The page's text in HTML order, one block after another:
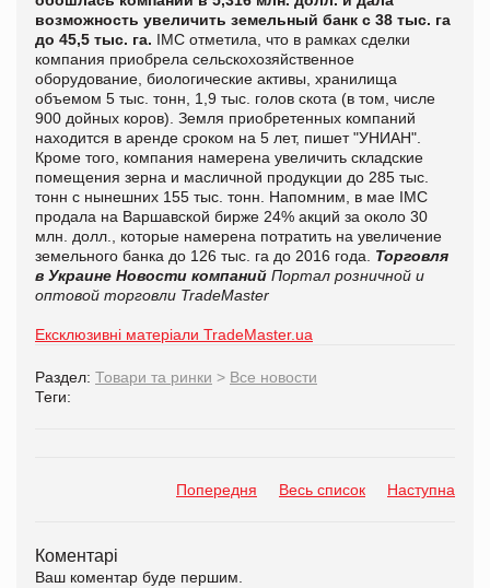
возможность увеличить земельный банк с 38 тыс. га
до 45,5 тыс. га. IMC отметила, что в рамках сделки
компания приобрела сельскохозяйственное
оборудование, биологические активы, хранилища
объемом 5 тыс. тонн, 1,9 тыс. голов скота (в том, числе
900 дойных коров). Земля приобретенных компаний
находится в аренде сроком на 5 лет, пишет "УНИАН".
Кроме того, компания намерена увеличить складские
помещения зерна и масличной продукции до 285 тыс.
тонн с нынешних 155 тыс. тонн. Напомним, в мае IMC
продала на Варшавской бирже 24% акций за около 30
млн. долл., которые намерена потратить на увеличение
земельного банка до 126 тыс. га до 2016 года. Торговля
в Украине Новости компаний Портал розничной и
оптовой торговли TradeMaster
Ексклюзивні матеріали TradeMaster.ua
Раздел: Товари та ринки > Все новости
Теги:
Попередня Весь список Наступна
Коментарі
Ваш коментар буде першим.